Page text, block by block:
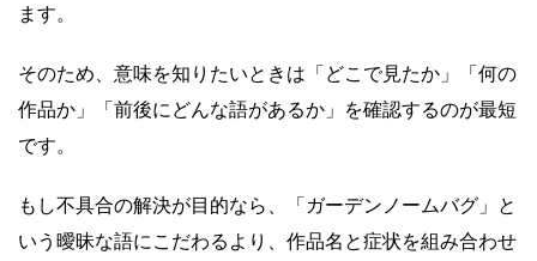
ます。
そのため、意味を知りたいときは「どこで見たか」「何の
作品か」「前後にどんな語があるか」を確認するのが最短
です。
もし不具合の解決が目的なら、「ガーデンノームバグ」と
いう曖昧な語にこだわるより、作品名と症状を組み合わせ